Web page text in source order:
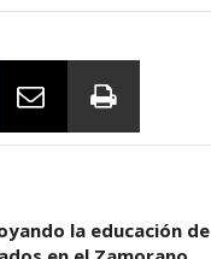
la educación de